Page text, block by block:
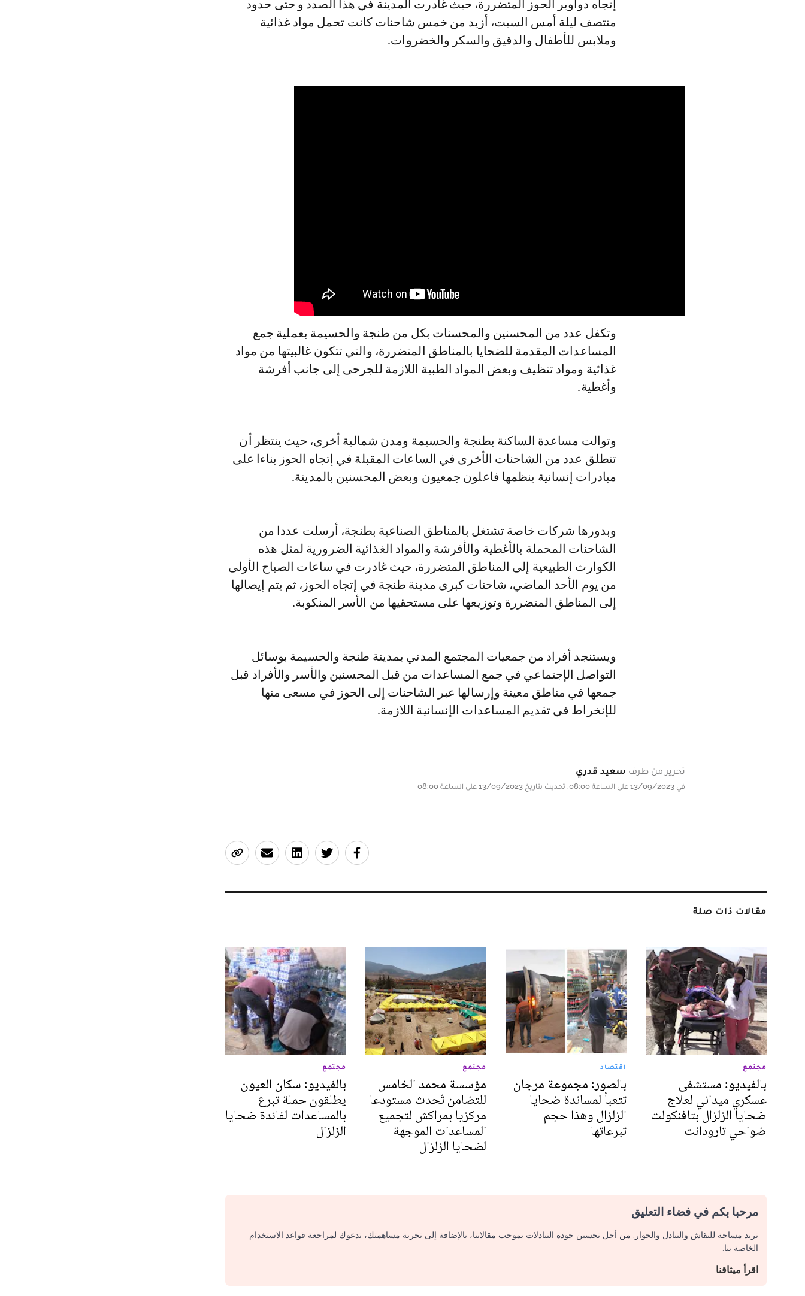
إتجاه دواوير الحوز المتضررة، حيث غادرت المدينة في هذا الصدد و حتى حدود
منتصف ليلة أمس السبت، أزيد من خمس شاحنات كانت تحمل مواد غذائية
وملابس للأطفال والدقيق والسكر والخضروات.
وتكفل عدد من المحسنين والمحسنات بكل من طنجة والحسيمة بعملية جمع
المساعدات المقدمة للضحايا بالمناطق المتضررة، والتي تتكون غالبيتها من مواد
غذائية ومواد تنظيف وبعض المواد الطبية اللازمة للجرحى إلى جانب أفرشة
وأغطية.
وتوالت مساعدة الساكنة بطنجة والحسيمة ومدن شمالية أخرى، حيث ينتظر أن
تنطلق عدد من الشاحنات الأخرى في الساعات المقبلة في إتجاه الحوز بناءا على
مبادرات إنسانية ينظمها فاعلون جمعيون وبعض المحسنين بالمدينة.
وبدورها شركات خاصة تشتغل بالمناطق الصناعية بطنجة، أرسلت عددا من
الشاحنات المحملة بالأغطية والأفرشة والمواد الغذائية الضرورية لمثل هذه
الكوارث الطبيعية إلى المناطق المتضررة، حيث غادرت في ساعات الصباح الأولى
من يوم الأحد الماضي، شاحنات كبرى مدينة طنجة في إتجاه الحوز، ثم يتم إيصالها
إلى المناطق المتضررة وتوزيعها على مستحقيها من الأسر المنكوبة.
ويستنجد أفراد من جمعيات المجتمع المدني بمدينة طنجة والحسيمة بوسائل
التواصل الإجتماعي في جمع المساعدات من قبل المحسنين والأسر والأفراد قبل
جمعها في مناطق معينة وإرسالها عبر الشاحنات إلى الحوز في مسعى منها
للإنخراط في تقديم المساعدات الإنسانية اللازمة.
تحرير من طرف سعيد قدري
في 13/09/2023 على الساعة 08:00, تحديث بتاريخ 13/09/2023 على الساعة 08:00
مقالات ذات صلة
مجتمع
بالفيديو: مستشفى
عسكري ميداني لعلاج
ضحايا الزلزال بتافنكولت
ضواحي تارودانت
اقتصاد
بالصور: مجموعة مرجان
تتعبأ لمساندة ضحايا
الزلزال وهذا حجم
تبرعاتها
مجتمع
مؤسسة محمد الخامس
للتضامن تُحدث مستودعا
مركزيا بمراكش لتجميع
المساعدات الموجهة
لضحايا الزلزال
مجتمع
بالفيديو: سكان العيون
يطلقون حملة تبرع
بالمساعدات لفائدة ضحايا
الزلزال
مرحبا بكم في فضاء التعليق
نريد مساحة للنقاش والتبادل والحوار. من أجل تحسين جودة التبادلات بموجب مقالاتنا، بالإضافة إلى تجربة مساهمتك، ندعوك لمراجعة قواعد الاستخدام
الخاصة بنا.
اقرأ ميثاقنا